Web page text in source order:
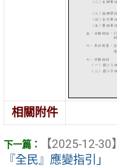
相關附件
【2025-12-30】
『全民』應變指引」